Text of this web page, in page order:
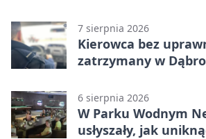
7 sierpnia 2026
Kierowca bez
zatrzymany w
6 sierpnia 2026
W Parku Wodnym
usłyszały, jak